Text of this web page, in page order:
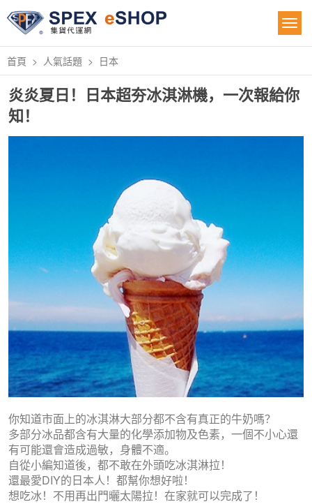
首頁 人氣話題 日本
炎炎夏日！日本超夯冰淇淋機，一次報給你
知！
你知道市面上的冰淇淋大部分都不含有真正的牛奶嗎？
多部分冰品都含有大量的化學添加物及色素，一個不小心還
有可能還會造成過敏，身體不適。
自從小編知道後，都不敢在外頭吃冰淇淋拉！
還最愛DIY的日本人！都幫你想好啦！
想吃冰！不用再出門曬太陽拉！在家就可以完成了！